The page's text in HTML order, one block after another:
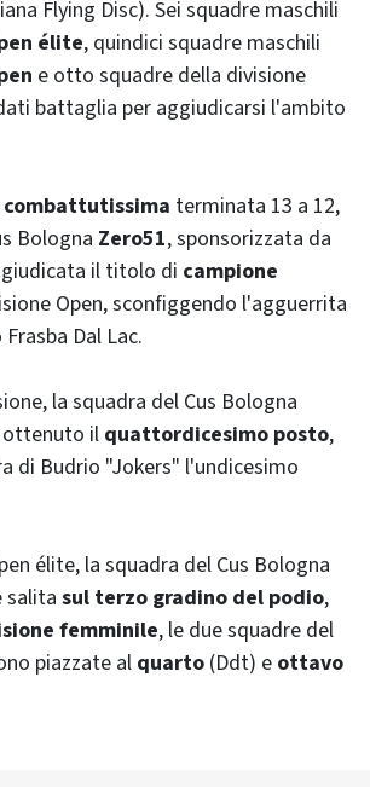
Flying Disc). Sei squadre maschili
élite, quindici squadre maschili
e otto squadre della divisione
battaglia per aggiudicarsi l'ambito
terminata 13 a 12,
Bologna Zero51, sponsorizzata da
il titolo di campione
Open, sconfiggendo l'agguerrita
Dal Lac.
la squadra del Cus Bologna
ottenuto il quattordicesimo posto,
di Budrio "Jokers" l'undicesimo
élite, la squadra del Cus Bologna
salita sul terzo gradino del podio,
femminile, le due squadre del
piazzate al quarto (Ddt) e ottavo